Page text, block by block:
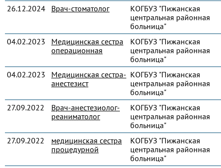
26.12.2024
Врач-стоматолог
КОГБУЗ "Пижанская
центральная районная
больница"
04.02.2023
Медицинская сестра
операционная
КОГБУЗ "Пижанская
центральная районная
больница"
04.02.2023
Медицинская сестра-
анестезист
КОГБУЗ "Пижанская
центральная районная
больница"
27.09.2022
Врач-анестезиолог-
реаниматолог
КОГБУЗ "Пижанская
центральная районная
больница"
27.09.2022
медицинская сестра
процедурной
КОГБУЗ "Пижанская
центральная районная
больница"